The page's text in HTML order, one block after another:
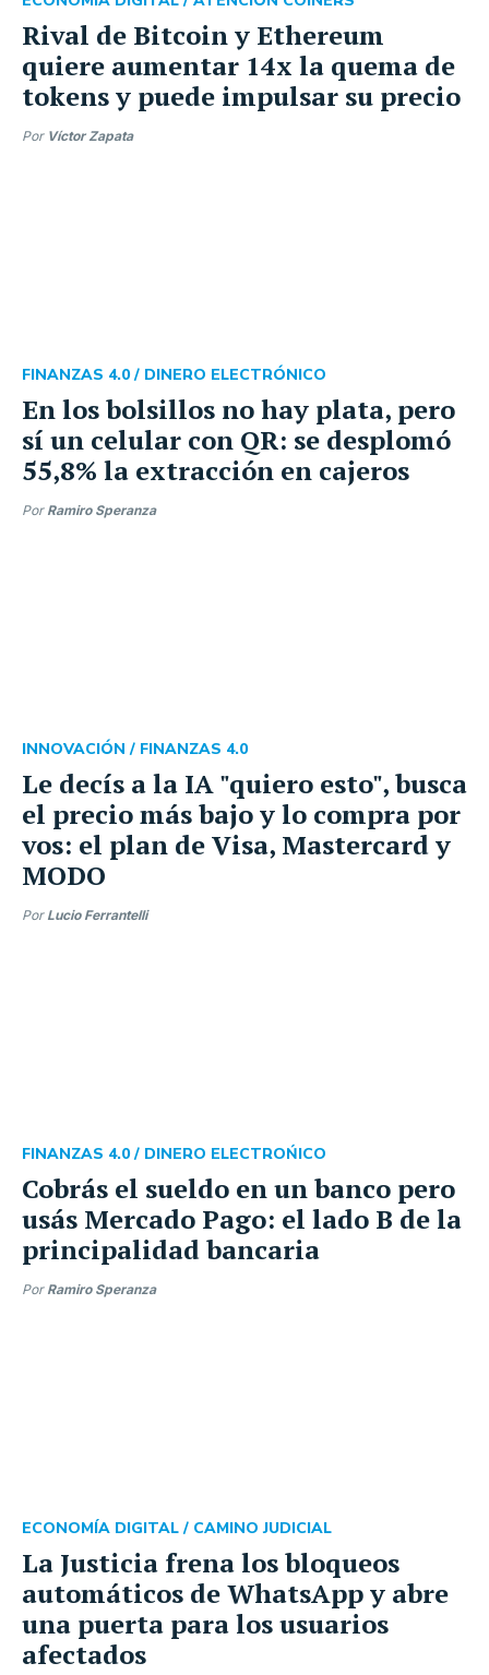
Rival de Bitcoin y Ethereum
quiere aumentar 14x la quema de
tokens y puede impulsar su precio
Por Víctor Zapata
En los bolsillos no hay plata, pero
sí un celular con QR: se desplomó
55,8% la extracción en cajeros
FINANZAS 4.0 / DINERO ELECTRÓNICO
Por Ramiro Speranza
Le decís a la IA "quiero esto", busca
el precio más bajo y lo compra por
vos: el plan de Visa, Mastercard y
MODO
INNOVACIÓN / FINANZAS 4.0
Por Lucio Ferrantelli
Cobrás el sueldo en un banco pero
usás Mercado Pago: el lado B de la
principalidad bancaria
FINANZAS 4.0 / DINERO ELECTROŃICO
Por Ramiro Speranza
La Justicia frena los bloqueos
automáticos de WhatsApp y abre
una puerta para los usuarios
afectados
ECONOMÍA DIGITAL / CAMINO JUDICIAL